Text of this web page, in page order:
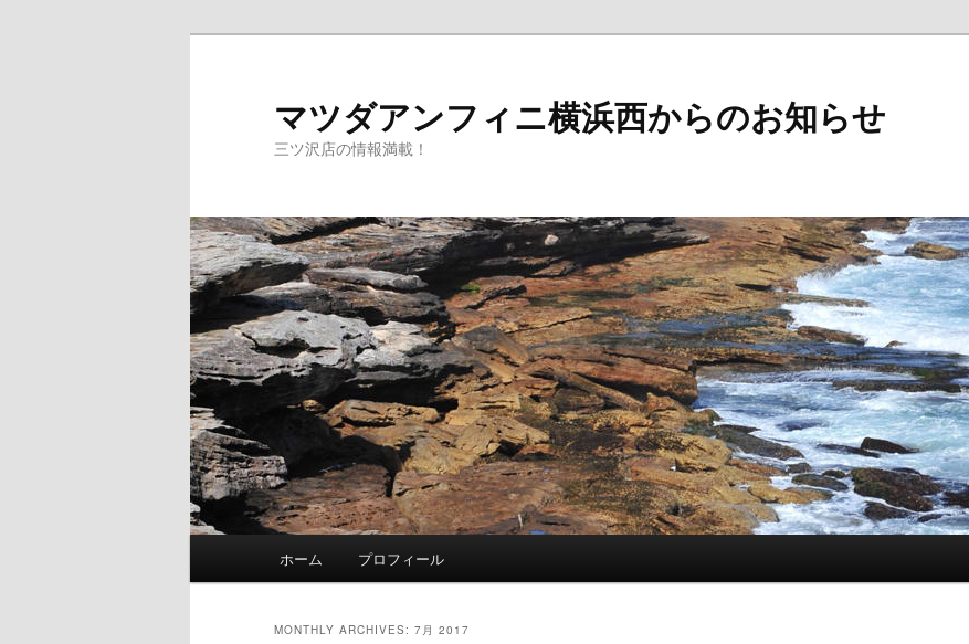
マツダアンフィニ横浜西からのお知らせ
三ツ沢店の情報満載！
Skip
Skip
ホーム プロフィール
MONTHLY ARCHIVES: 7月 2017